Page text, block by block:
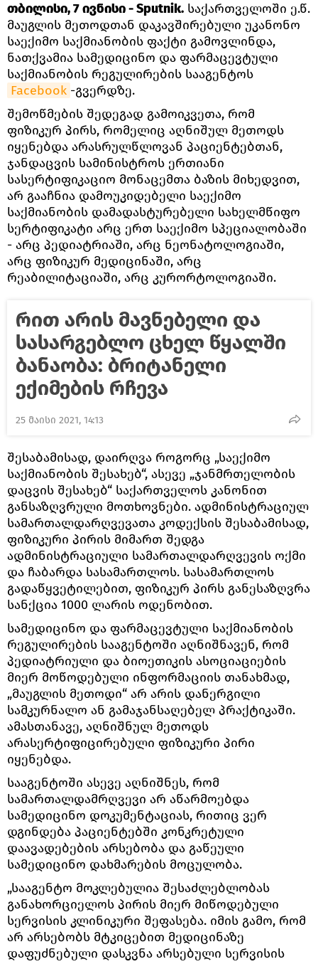
თბილისი, 7 ივნისი - Sputnik. საქართველოში ე.წ.
მაუგლის მეთოდთან დაკავშირებული უკანონო
საექიმო საქმიანობის ფაქტი გამოვლინდა,
ნათქვამია სამედიცინო და ფარმაცევტული
საქმიანობის რეგულირების სააგენტოს
Facebook -გვერდზე.
შემოწმების შედეგად გამოიკვეთა, რომ
ფიზიკურ პირს, რომელიც აღნიშულ მეთოდს
იყენებდა არასრულწლოვან პაციენტებთან,
ჯანდაცვის სამინისტროს ერთიანი
სასერტიფიკაციო მონაცემთა ბაზის მიხედვით,
არ გააჩნია დამოუკიდებელი საექიმო
საქმიანობის დამადასტურებელი სახელმწიფო
სერტიფიკატი არც ერთ საექიმო სპეციალობაში
- არც პედიატრიაში, არც ნეონატოლოგიაში,
არც ფიზიკურ მედიცინაში, არც
რეაბილიტაციაში, არც კურორტოლოგიაში.
რით არის მავნებელი და
სასარგებლო ცხელ წყალში
ბანაობა: ბრიტანელი
ექიმების რჩევა
25 მაისი 2021, 14:13
შესაბამისად, დაირღვა როგორც „საექიმო
საქმიანობის შესახებ“, ასევე „ჯანმრთელობის
დაცვის შესახებ“ საქართველოს კანონით
განსაზღვრული მოთხოვნები. ადმინისტრაციულ
სამართალდარღვევათა კოდექსის შესაბამისად,
ფიზიკური პირის მიმართ შედგა
ადმინისტრაციული სამართალდარღვევის ოქმი
და ჩაბარდა სასამართლოს. სასამართლოს
გადაწყვეტილებით, ფიზიკურ პირს განესაზღვრა
სანქცია 1000 ლარის ოდენობით.
სამედიცინო და ფარმაცევტული საქმიანობის
რეგულირების სააგენტოში აღნიშნავენ, რომ
პედიატრიული და ბიოეთიკის ასოციაციების
მიერ მოწოდებული ინფორმაციის თანახმად,
„მაუგლის მეთოდი“ არ არის დანერგილი
სამკურნალო ან გამაჯანსაღებელ პრაქტიკაში.
ამასთანავე, აღნიშნულ მეთოდს
არასერტიფიცირებული ფიზიკური პირი
იყენებდა.
სააგენტოში ასევე აღნიშნეს, რომ
სამართალდამრღვევი არ აწარმოებდა
სამედიცინო დოკუმენტაციას, რითიც ვერ
დგინდება პაციენტებში კონკრეტული
დაავადებების არსებობა და გაწეული
სამედიცინო დახმარების მოცულობა.
„სააგენტო მოკლებულია შესაძლებლობას
განახორციელოს პირის მიერ მიწოდებული
სერვისის კლინიკური შეფასება. იმის გამო, რომ
არ არსებობს მტკიცებით მედიცინაზე
დაფუძნებული დასკვნა არსებული სერვისის